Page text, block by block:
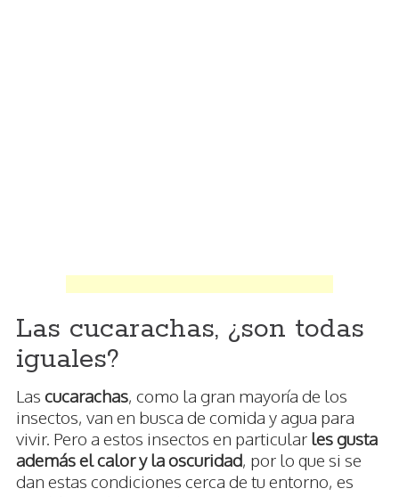
Las cucarachas, ¿son todas
iguales?
Las cucarachas, como la gran mayoría de los
insectos, van en busca de comida y agua para
vivir. Pero a estos insectos en particular les gusta
además el calor y la oscuridad, por lo que si se
dan estas condiciones cerca de tu entorno, es